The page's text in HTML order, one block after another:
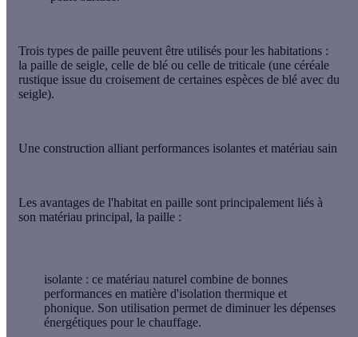
Trois types de paille peuvent être utilisés pour les habitations :
la paille de seigle, celle de blé ou celle de triticale (une céréale
rustique issue du croisement de certaines espèces de blé avec du
seigle).
Une construction alliant performances isolantes et matériau sain
Les avantages de l'habitat en paille sont principalement liés à
son matériau principal, la paille :
isolante : ce matériau naturel combine de bonnes
performances en matière d'isolation thermique et
phonique. Son utilisation permet de diminuer les dépenses
énergétiques pour le chauffage.